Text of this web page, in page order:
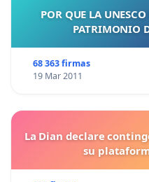
POR QUE LA
PATRIMONIO
68 363 firmas
19 Mar 2011
La Dian declare
su